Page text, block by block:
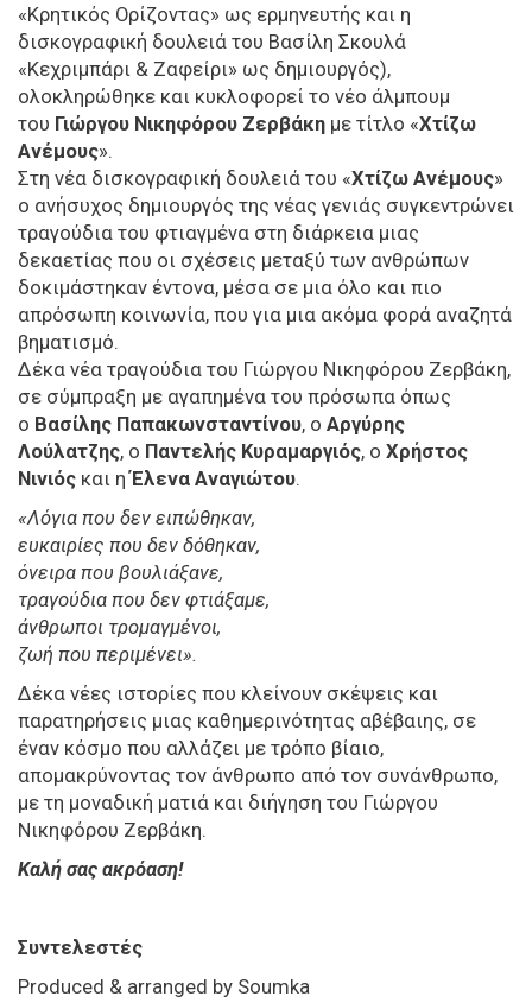
«Κρητικός Ορίζοντας» ως ερμηνευτής και η
δισκογραφική δουλειά του Βασίλη Σκουλά
«Κεχριμπάρι & Ζαφείρι» ως δημιουργός),
ολοκληρώθηκε και κυκλοφορεί το νέο άλμπουμ
του Γιώργου Νικηφόρου Ζερβάκη με τίτλο «Χτίζω
Ανέμους».
Στη νέα δισκογραφική δουλειά του «Χτίζω Ανέμους»
ο ανήσυχος δημιουργός της νέας γενιάς συγκεντρώνει
τραγούδια του φτιαγμένα στη διάρκεια μιας
δεκαετίας που οι σχέσεις μεταξύ των ανθρώπων
δοκιμάστηκαν έντονα, μέσα σε μια όλο και πιο
απρόσωπη κοινωνία, που για μια ακόμα φορά αναζητά
βηματισμό.
Δέκα νέα τραγούδια του Γιώργου Νικηφόρου Ζερβάκη,
σε σύμπραξη με αγαπημένα του πρόσωπα όπως
ο Βασίλης Παπακωνσταντίνου, ο Αργύρης
Λούλατζης, ο Παντελής Κυραμαργιός, ο Χρήστος
Νινιός και ηΈλενα Αναγιώτου.
«Λόγια που δεν ειπώθηκαν,
ευκαιρίες που δεν δόθηκαν,
όνειρα που βουλιάξανε,
τραγούδια που δεν φτιάξαμε,
άνθρωποι τρομαγμένοι,
ζωή που περιμένει».
Δέκα νέες ιστορίες που κλείνουν σκέψεις και
παρατηρήσεις μιας καθημερινότητας αβέβαιης, σε
έναν κόσμο που αλλάζει με τρόπο βίαιο,
απομακρύνοντας τον άνθρωπο από τον συνάνθρωπο,
με τη μοναδική ματιά και διήγηση του Γιώργου
Νικηφόρου Ζερβάκη.
Καλή σας ακρόαση!
Συντελεστές
Produced & arranged by Soumka